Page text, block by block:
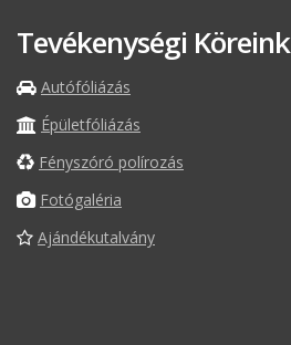
Tevékenységi Köreink
Autófóliázás
Épületfóliázás
Fényszóró polírozás
Fotógaléria
Ajándékutalvány